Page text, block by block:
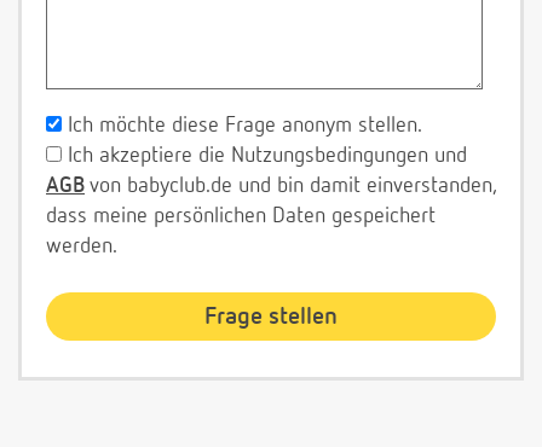
Ich möchte diese Frage anonym stellen.
Ich akzeptiere die Nutzungsbedingungen und
AGB von babyclub.de und bin damit einverstanden,
dass meine persönlichen Daten gespeichert
werden.